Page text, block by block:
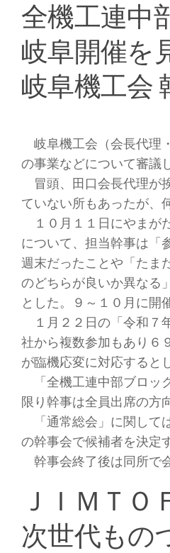
全機工連中
岐阜開催を
岐阜機工会
岐阜機工会（会長代理
の事業などについて審議
冒頭、田口会長代理が
ていない所もあったが、
１０月１１日にやまが
について、担当幹事は「
週末だったことや「たま
のどちらが良いか異なる
とした。９～１０月に開
１月２２日の「令和７
社から複数参加もあり６
が臨機応変に対応すると
「全機工連中部ブロッ
限り幹事は全員出席の方
「通常総会」に関して
の幹事会で候補者を決定
幹事会終了後は同所で
ＪＩＭＴＯ
次世代もの